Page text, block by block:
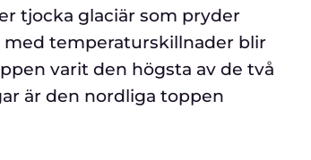
tjocka glaciär som pryder
med temperaturskillnader blir
varit den högsta av de två
är den nordliga toppen